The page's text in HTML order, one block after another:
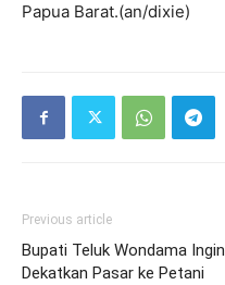
Papua Barat.(an/dixie)
Previous article
Bupati Teluk Wondama Ingin
Dekatkan Pasar ke Petani